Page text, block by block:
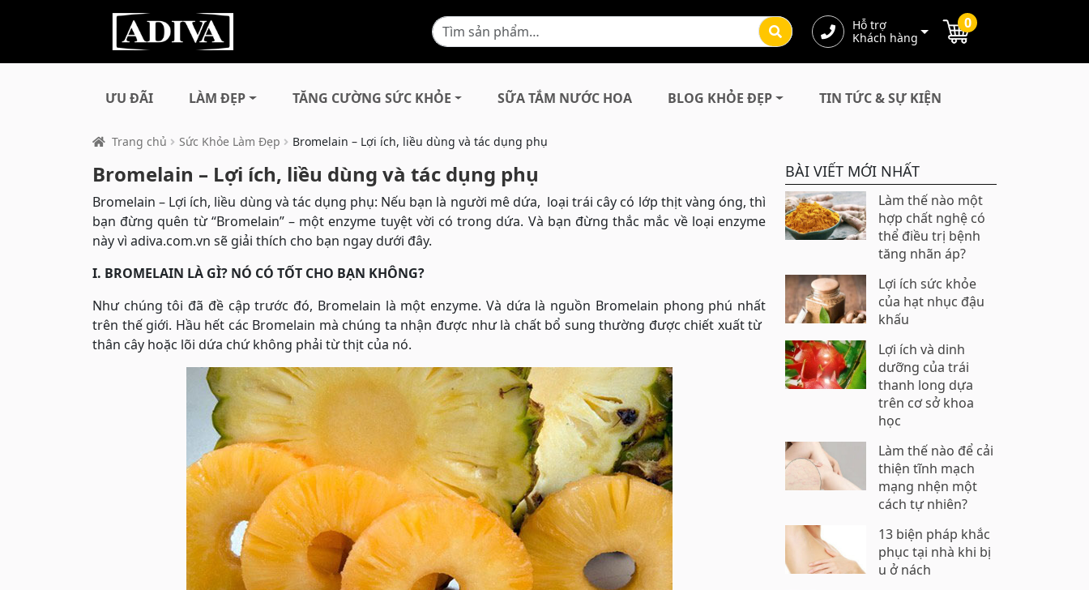
Hỗ trợ
Khách hàng
0
ƯU ĐÃI LÀM ĐẸP TĂNG CƯỜNG SỨC KHỎE SỮA TẮM NƯỚC HOA BLOG KHỎE ĐẸP TIN TỨC & SỰ KIỆN
Trang chủ Sức Khỏe Làm Đẹp Bromelain – Lợi ích, liều dùng và tác dụng phụ
Bromelain – Lợi ích, liều dùng và tác dụng phụ
Bromelain – Lợi ích, liều dùng và tác dụng phụ: Nếu bạn là người mê dứa, loại trái cây có lớp thịt vàng óng, thì
bạn đừng quên từ “Bromelain” – một enzyme tuyệt vời có trong dứa. Và bạn đừng thắc mắc về loại enzyme
này vì adiva.com.vn sẽ giải thích cho bạn ngay dưới đây.
I. BROMELAIN LÀ GÌ? NÓ CÓ TỐT CHO BẠN KHÔNG?
Như chúng tôi đã đề cập trước đó, Bromelain là một enzyme. Và dứa là nguồn Bromelain phong phú nhất
trên thế giới. Hầu hết các Bromelain mà chúng ta nhận được như là chất bổ sung thường được chiết xuất từ ​​
thân cây hoặc lõi dứa chứ không phải từ thịt của nó.
BÀI VIẾT MỚI NHẤT
Làm thế nào một
hợp chất nghệ có
thể điều trị bệnh
tăng nhãn áp?
Lợi ích sức khỏe
của hạt nhục đậu
khấu
Lợi ích và dinh
dưỡng của trái
thanh long dựa
trên cơ sở khoa
học
Làm thế nào để cải
thiện tĩnh mạch
mạng nhện một
cách tự nhiên?
13 biện pháp khắc
phục tại nhà khi bị
u ở nách